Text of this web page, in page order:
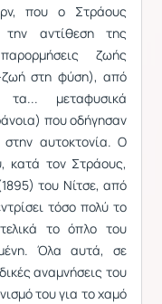
που ο Στράους
την αντίθεση της
ζωής
ζωή στη φύση), από
τα... μεταφυσικά
που οδήγησαν
στην αυτοκτονία. Ο
κατά τον Στράους,
του Νίτσε, από
τόσο πολύ το
το όπλο του
Όλα αυτά, σε
αναμνήσεις του
του για το χαμό